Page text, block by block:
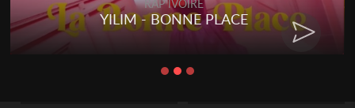
RAP IVOIRE
YILIM - BONNE PLACE